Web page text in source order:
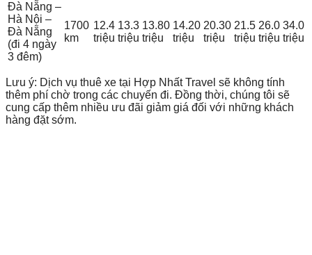
Đà Nẵng –
Hà Nội –
Đà Nẵng
(đi 4 ngày
3 đêm)
1700
km
12.4
triệu
13.3
triệu
13.80
triệu
14.20
triệu
20.30
triệu
21.5
triệu
26.0
triệu
34.0
triệu
Lưu ý: Dịch vụ thuê xe tại Hợp Nhất Travel sẽ không tính
thêm phí chờ trong các chuyến đi. Đồng thời, chúng tôi sẽ
cung cấp thêm nhiều ưu đãi giảm giá đối với những khách
hàng đặt sớm.